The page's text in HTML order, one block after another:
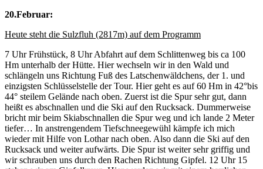
20.Februar:
Heute steht die Sulzfluh (2817m) auf dem Programm
7 Uhr Frühstück, 8 Uhr Abfahrt auf dem Schlittenweg bis ca 100
Hm unterhalb der Hütte. Hier wechseln wir in den Wald und
schlängeln uns Richtung Fuß des Latschenwäldchens, der 1. und
einzigsten Schlüsselstelle der Tour. Hier geht es auf 60 Hm in 42°bis
44° steilem Gelände nach oben. Zuerst ist die Spur sehr gut, dann
heißt es abschnallen und die Ski auf den Rucksack. Dummerweise
bricht mir beim Skiabschnallen die Spur weg und ich lande 2 Meter
tiefer… In anstrengendem Tiefschneegewühl kämpfe ich mich
wieder mit Hilfe von Lothar nach oben. Also dann die Ski auf den
Rucksack und weiter aufwärts. Die Spur ist weiter sehr griffig und
wir schrauben uns durch den Rachen Richtung Gipfel. 12 Uhr 15